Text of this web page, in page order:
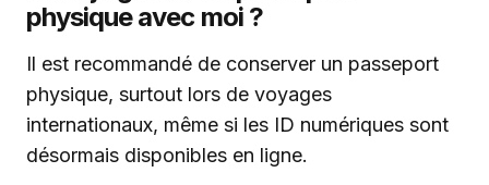
physique avec moi ?
Il est recommandé de conserver un passeport
physique, surtout lors de voyages
internationaux, même si les ID numériques sont
désormais disponibles en ligne.